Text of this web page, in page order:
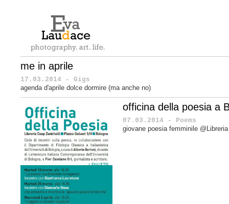
me in aprile
17.03.2014 - Gigs
agenda d'aprile dolce dormire (ma anche no)
officina della poesia a
07.03.2014 - Poems
giovane poesia femminile